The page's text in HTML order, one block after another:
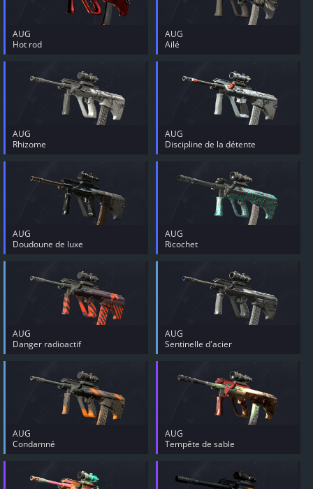
AUG
Hot rod
AUG
Ailé
AUG
Rhizome
AUG
Discipline de la détente
AUG
Doudoune de luxe
AUG
Ricochet
AUG
Danger radioactif
AUG
Sentinelle d'acier
AUG
Condamné
AUG
Tempête de sable